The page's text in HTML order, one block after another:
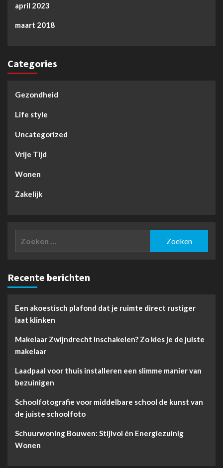
april 2023
maart 2018
Categories
Gezondheid
Life style
Uncategorized
Vrije Tijd
Wonen
Zakelijk
Recente berichten
Een akoestisch plafond dat je ruimte direct rustiger
laat klinken
Makelaar Zwijndrecht inschakelen? Zo kies je de juiste
makelaar
Laadpaal voor thuis installeren een slimme manier van
bezuinigen
Schoolfotografie voor middelbare school de kunst van
de juiste schoolfoto
Schuurwoning Bouwen: Stijlvol én Energiezuinig
Wonen